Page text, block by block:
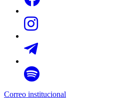
Correo institucional